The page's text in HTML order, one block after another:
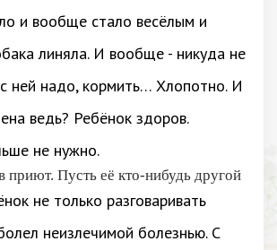
и вообще стало весёлым и
линяла. И вообще - никуда не
с ней надо, кормить… Хлопотно. И
ведь? Ребёнок здоров.
не нужно.
приют. Пусть её кто-нибудь другой
не только разговаривать
неизлечимой болезнью. С